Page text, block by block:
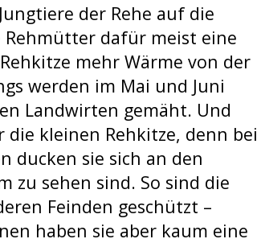
der Rehe auf die
Rehmütter dafür meist eine
mehr Wärme von der
werden im Mai und Juni
Landwirten gemäht. Und
kleinen Rehkitze, denn bei
ducken sie sich an den
zu sehen sind. So sind die
Feinden geschützt –
haben sie aber kaum eine